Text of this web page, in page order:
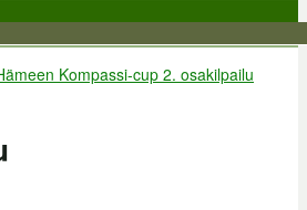
Kompassi-cup 2. osakilpailu